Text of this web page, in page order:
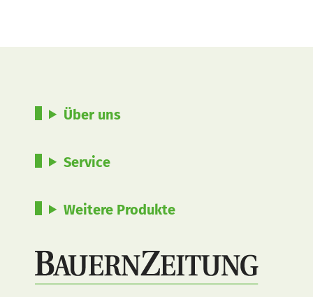
Über uns
Service
Weitere Produkte